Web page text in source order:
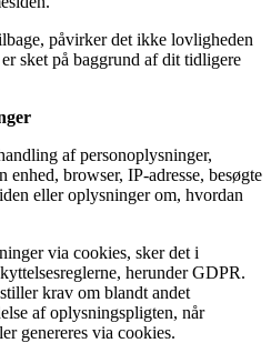
påvirker det ikke lovligheden
sket på baggrund af dit tidligere
af personoplysninger,
browser, IP-adresse, besøgte
eller oplysninger om, hvordan
via cookies, sker det i
herunder GDPR.
krav om blandt andet
af oplysningspligten, når
genereres via cookies.